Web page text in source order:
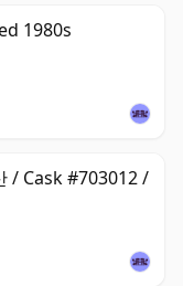
1980s
/ Cask #703012 /